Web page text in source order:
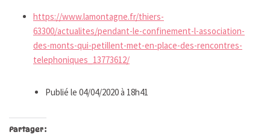
https://www.lamontagne.fr/thiers-
63300/actualites/pendant-le-confinement-l-association-
des-monts-qui-petillent-met-en-place-des-rencontres-
telephoniques_13773612/
Publié le 04/04/2020 à 18h41
Partager :